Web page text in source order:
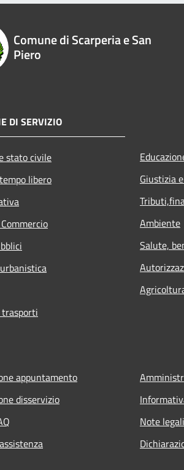
Comune di Scarperia e San
Piero
DI SERVIZIO
stato civile
libero
Giustizia
Ambiente
Salute,
appuntamento
disservizio
Note legali